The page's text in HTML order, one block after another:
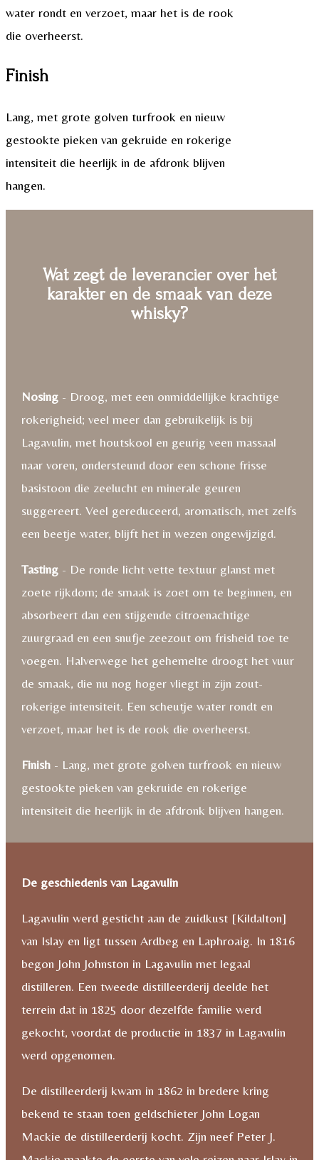
water rondt en verzoet, maar het is de rook
die overheerst.
Finish
Lang, met grote golven turfrook en nieuw
gestookte pieken van gekruide en rokerige
intensiteit die heerlijk in de afdronk blijven
hangen.
Wat zegt de leverancier over het
karakter en de smaak van deze
whisky?
Nosing- Droog, met een onmiddellijke krachtige
rokerigheid; veel meer dan gebruikelijk is bij
Lagavulin, met houtskool en geurig veen massaal
naar voren, ondersteund door een schone frisse
basistoon die zeelucht en minerale geuren
suggereert. Veel gereduceerd, aromatisch, met zelfs
een beetje water, blijft het in wezen ongewijzigd.
Tasting- De ronde licht vette textuur glanst met
zoete rijkdom; de smaak is zoet om te beginnen, en
absorbeert dan een stijgende citroenachtige
zuurgraad en een snufje zeezout om frisheid toe te
voegen. Halverwege het gehemelte droogt het vuur
de smaak, die nu nog hoger vliegt in zijn zout-
rokerige intensiteit. Een scheutje water rondt en
verzoet, maar het is de rook die overheerst.
Finish- Lang, met grote golven turfrook en nieuw
gestookte pieken van gekruide en rokerige
intensiteit die heerlijk in de afdronk blijven hangen.
De geschiedenis van Lagavulin
Lagavulin werd gesticht aan de zuidkust [Kildalton]
van Islay en ligt tussen Ardbeg en Laphroaig. In 1816
begon John Johnston in Lagavulin met legaal
distilleren. Een tweede distilleerderij deelde het
terrein dat in 1825 door dezelfde familie werd
gekocht, voordat de productie in 1837 in Lagavulin
werd opgenomen.
De distilleerderij kwam in 1862 in bredere kring
bekend te staan toen geldschieter John Logan
Mackie de distilleerderij kocht. Zijn neef Peter J.